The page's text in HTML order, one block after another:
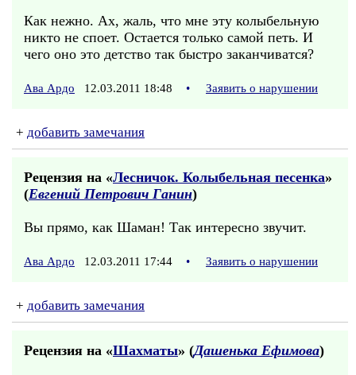
Как нежно. Ах, жаль, что мне эту колыбельную
никто не споет. Остается только самой петь. И
чего оно это детство так быстро заканчиватся?
Ава Ардо 12.03.2011 18:48 • Заявить о нарушении
+ добавить замечания
Рецензия на «Лесничок. Колыбельная песенка»
(Евгений Петрович Ганин)
Вы прямо, как Шаман! Так интересно звучит.
Ава Ардо 12.03.2011 17:44 • Заявить о нарушении
+ добавить замечания
Рецензия на «Шахматы» (Дашенька Ефимова)